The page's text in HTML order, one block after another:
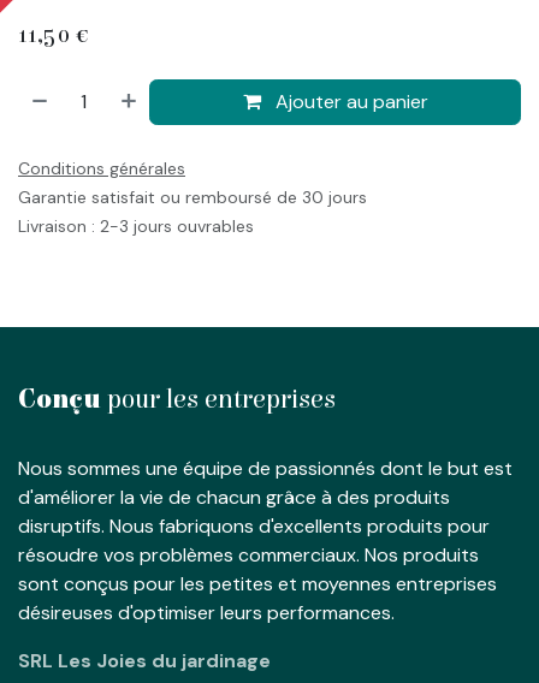
11,50 €
Ajouter au panier
Conditions générales
Garantie satisfait ou remboursé de 30 jours
Livraison : 2-3 jours ouvrables
Conçu pour les entreprises
Nous sommes une équipe de passionnés dont le but est
d'améliorer la vie de chacun grâce à des produits
disruptifs. Nous fabriquons d'excellents produits pour
résoudre vos problèmes commerciaux. Nos produits
sont conçus pour les petites et moyennes entreprises
désireuses d'optimiser leurs performances.
SRL Les Joies du jardinage